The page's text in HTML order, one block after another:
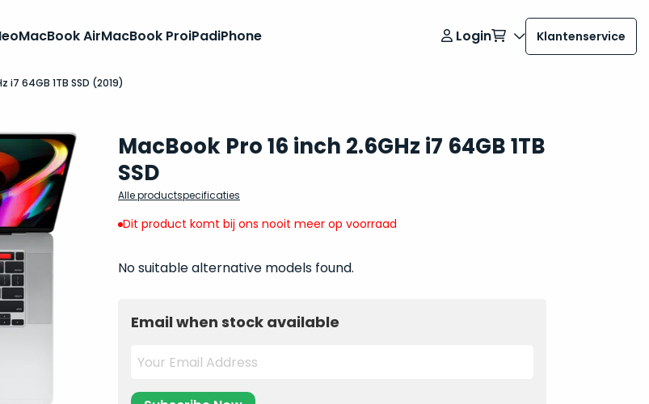
MacBook AirMacBook ProiPadiPhone Login Klantenservice
i7 64GB 1TB SSD (2019)
MacBook Pro 16 inch 2.6GHz i7 64GB 1TB
SSD
Alle productspecificaties
Dit product komt bij ons nooit meer op voorraad
No suitable alternative models found.
Email when stock available